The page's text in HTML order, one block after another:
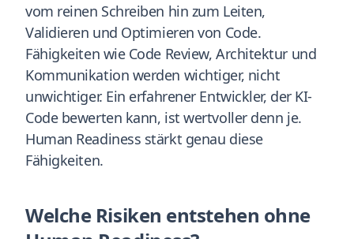
vom reinen Schreiben hin zum Leiten,
Validieren und Optimieren von Code.
Fähigkeiten wie Code Review, Architektur und
Kommunikation werden wichtiger, nicht
unwichtiger. Ein erfahrener Entwickler, der KI-
Code bewerten kann, ist wertvoller denn je.
Human Readiness stärkt genau diese
Fähigkeiten.
Welche Risiken entstehen ohne